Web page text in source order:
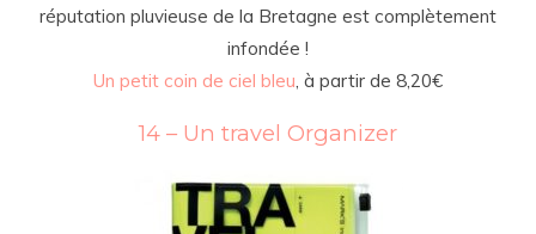
réputation pluvieuse de la Bretagne est complètement
infondée !
Un petit coin de ciel bleu, à partir de 8,20€
14 – Un travel Organizer